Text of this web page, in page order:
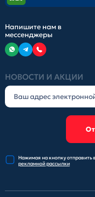
НОВОСТИ И АКЦИИ
Нажимая на кнопку отправить
рекламной рассылки
Напишите нам в
мессенджеры